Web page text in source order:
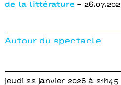
de la littérature –
Autour du spectacle
jeudi 22 janvier 2026 à 21h45